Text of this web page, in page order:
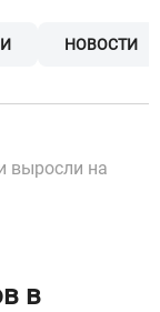
НОВОСТИ
выросли на
в